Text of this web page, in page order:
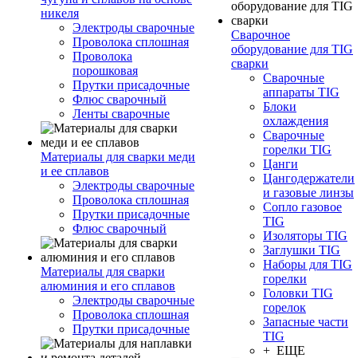
никеля
Электроды сварочные
Проволока сплошная
Проволока
порошковая
Прутки присадочные
Флюс сварочный
Ленты сварочные
Материалы для сварки меди
и ее сплавов
Электроды сварочные
Проволока сплошная
Прутки присадочные
Флюс сварочный
Материалы для сварки
алюминия и его сплавов
Электроды сварочные
Проволока сплошная
Прутки присадочные
Сварочное
оборудование для TIG
сварки
Сварочные
аппараты TIG
Блоки
охлаждения
Сварочные
горелки TIG
Цанги
Цангодержатели
и газовые линзы
Сопло газовое
TIG
Изоляторы TIG
Заглушки TIG
Наборы для TIG
горелки
Головки TIG
горелок
Запасные части
TIG
+ ЕЩЕ